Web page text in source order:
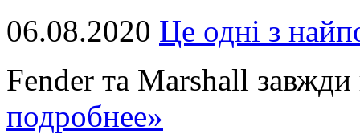
06.08.2020 Це однi з
Fender та Marshall завжди
подробнее»